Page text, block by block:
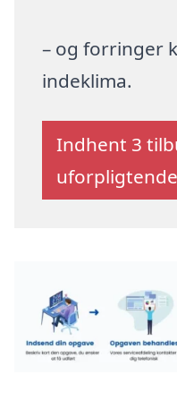
– og forringer
indeklima.
Indhent 3
uforpligtende